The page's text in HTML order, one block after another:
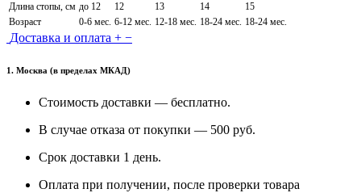
Длина стопы, см до 12 12 13 14
15
Возраст
0-6 мес. 6-12 мес. 12-18 мес. 18-24 мес. 18-24 мес.
Доставка и оплата + −
1. Москва (в пределах МКАД)
Стоимость доставки — бесплатно.
В случае отказа от покупки — 500 руб.
Срок доставки 1 день.
Оплата при получении, после проверки товара